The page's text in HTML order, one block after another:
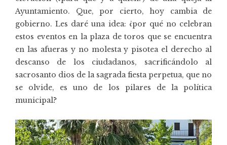
Ayuntamiento. Que, por cierto, hoy cambia de
gobierno. Les daré una idea: ¿por qué no celebran
estos eventos en la plaza de toros que se encuentra
en las afueras y no molesta y pisotea el derecho al
descanso de los ciudadanos, sacrificándolo al
sacrosanto dios de la sagrada fiesta perpetua, que no
se olvide, es uno de los pilares de la política
municipal?